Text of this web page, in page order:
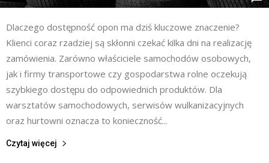
Dlaczego dostępność opon ma dziś kluczowe znaczenie?
Klienci coraz rzadziej są skłonni czekać kilka dni na realizację
zamówienia. Zarówno właściciele samochodów osobowych,
jak i firmy transportowe czy gospodarstwa rolne oczekują
szybkiego dostępu do odpowiednich produktów. Dla
warsztatów samochodowych, serwisów wulkanizacyjnych
oraz hurtowni oznacza to konieczność...
Czytaj więcej